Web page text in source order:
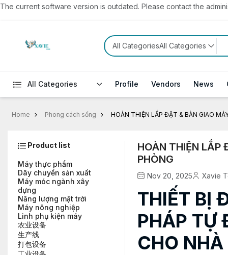
The current software version is outdated. Please contact the
All CategoriesAll Categories
All Categories Profile Vendors News
Home Phong cách sống HOÀN THIỆN LẮP ĐẶT & BÀN GIAO
Product list
Máy thực phẩm
Dây chuyền sản xuất
Máy móc ngành xây
dựng
Năng lượng mặt trời
Máy nông nghiệp
Linh phụ kiện máy
农业设备
生产线
打包设备
HOÀN THIỆN LẮP
PHÒNG
Nov 20, 2025 Xavie
THIẾT BỊ
PHÁP TỰ
CHO